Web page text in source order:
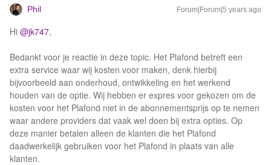
Phil Forum|Forum|5 years ago
Hi @jk747,
Bedankt voor je reactie in deze topic. Het Plafond betreft een
extra service waar wij kosten voor maken, denk hierbij
bijvoorbeeld aan onderhoud, ontwikkeling en het werkend
houden van de optie. Wij hebben er expres voor gekozen om de
kosten voor het Plafond niet in de abonnementsprijs op te nemen
waar andere providers dat vaak wel doen bij extra opties. Op
deze manier betalen alleen de klanten die het Plafond
daadwerkelijk gebruiken voor het Plafond in plaats van alle
klanten.